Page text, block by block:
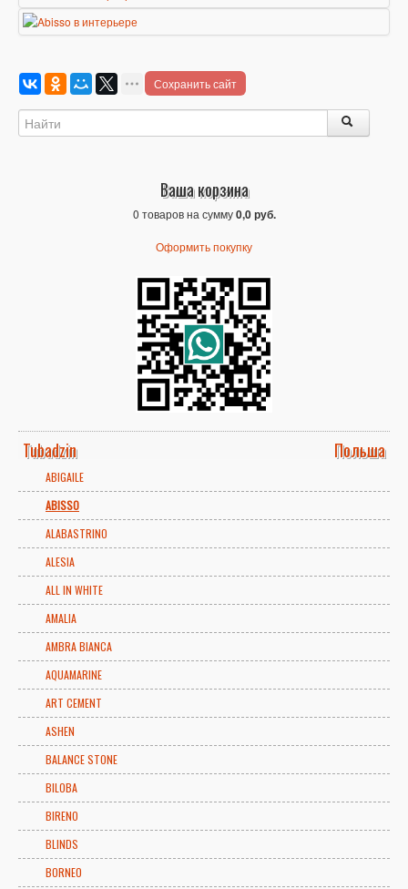
Сохранить сайт
Ваша корзина
0 товаров на сумму0,0 руб.
Оформить покупку
Tubadzin Польша
ABIGAILE
ABISSO
ALABASTRINO
ALESIA
ALL IN WHITE
AMALIA
AMBRA BIANCA
AQUAMARINE
ART CEMENT
ASHEN
BALANCE STONE
BILOBA
BIRENO
BLINDS
BORNEO